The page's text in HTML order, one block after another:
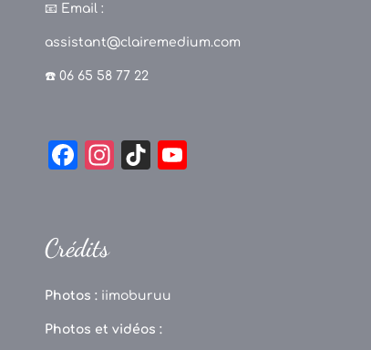
📧 Email :
assistant@clairemedium.com
☎️ 06 65 58 77 22
F
e
o
o
In
a
m
Ti
Crédits
Photos : iimoburuu
Photos et vidéos :